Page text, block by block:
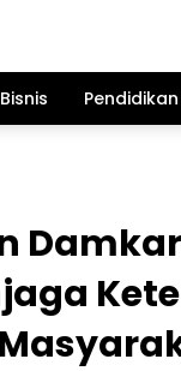
Bisnis Pendidikan